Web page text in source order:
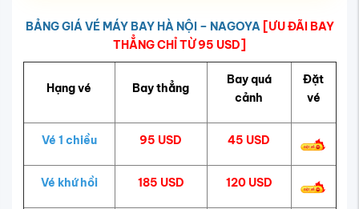
BẢNG GIÁ VÉ MÁY BAY HÀ NỘI – NAGOYA [ƯU ĐÃI BAY
THẲNG CHỈ TỪ 95 USD]
Hạng vé Bay thẳng
Bay quá
cảnh
Đặt
vé
Vé 1 chiều 95 USD 45 USD
Vé khứ hồi 185 USD 120 USD